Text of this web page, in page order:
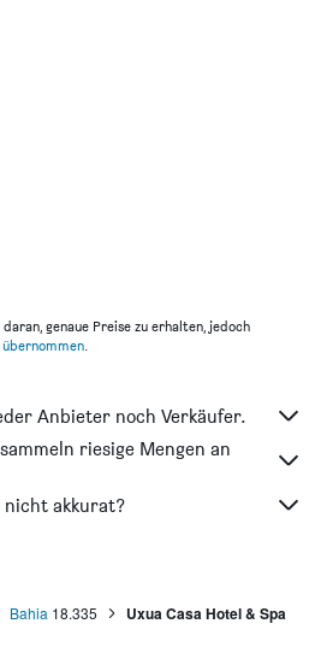
genaue Preise zu erhalten, jedoch
.
Anbieter noch Verkäufer.
riesige Mengen an
nicht akkurat?
Bahia 18.335 Uxua Casa Hotel & Spa